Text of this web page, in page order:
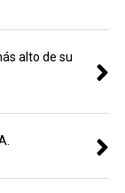
alto de su